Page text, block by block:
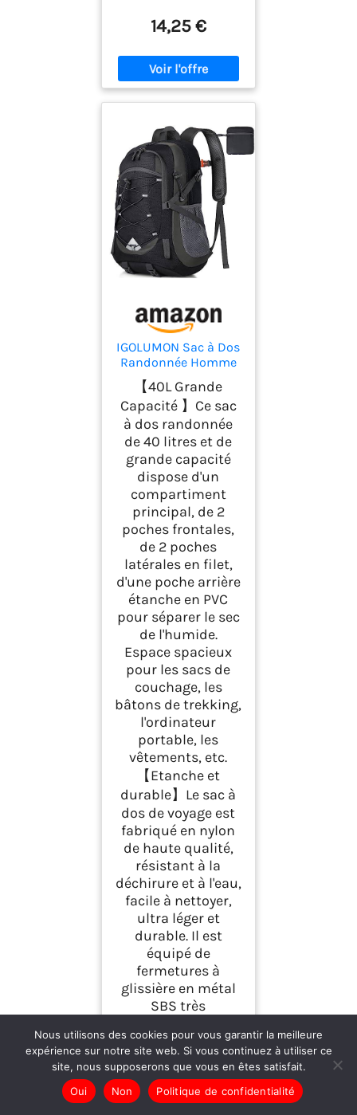
14,25 €
IGOLUMON Sac à Dos
Randonnée Homme
Femme 40L
Ultraléger Pliable
Grande Sac à Dos
Voyage Sac à Dos
pour Trekking Sport
Camping,Noir
【40L Grande
Capacité 】Ce sac
à dos randonnée
de 40 litres et de
grande capacité
dispose d'un
compartiment
principal, de 2
poches frontales,
de 2 poches
latérales en filet,
d'une poche arrière
étanche en PVC
pour séparer le sec
de l'humide.
Espace spacieux
pour les sacs de
couchage, les
bâtons de trekking,
l'ordinateur
portable, les
vêtements, etc.
【Etanche et
durable】Le sac à
dos de voyage est
fabriqué en nylon
de haute qualité,
résistant à la
déchirure et à l'eau,
facile à nettoyer,
ultra léger et
durable. Il est
équipé de
fermetures à
glissière en métal
SBS très
renforcé aux
principaux points
de tension afin
d'offrir une
Nous utilisons des cookies pour vous garantir la meilleure
expérience sur notre site web. Si vous continuez à utiliser ce
site, nous supposerons que vous en êtes satisfait.
Oui
Non Politique de confidentialité